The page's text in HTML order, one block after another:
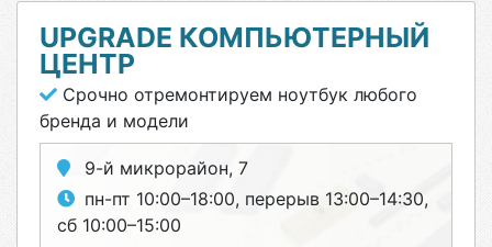
UPGRADE КОМПЬЮТЕРНЫЙ
ЦЕНТР
Срочно отремонтируем ноутбук любого
бренда и модели
9-й микрорайон, 7
пн-пт 10:00–18:00, перерыв 13:00–14:30,
сб 10:00–15:00